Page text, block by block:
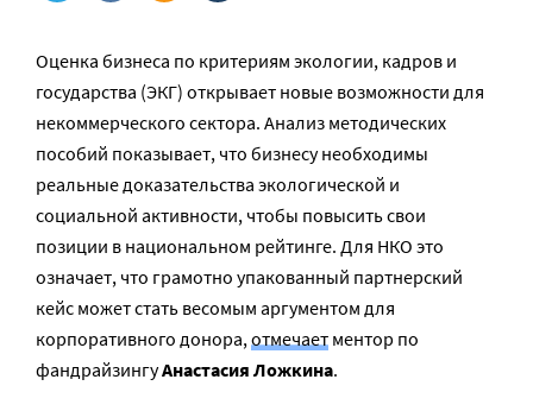
Оценка бизнеса по критериям экологии, кадров и
государства (ЭКГ) открывает новые возможности для
некоммерческого сектора. Анализ методических
пособий показывает, что бизнесу необходимы
реальные доказательства экологической и
социальной активности, чтобы повысить свои
позиции в национальном рейтинге. Для НКО это
означает, что грамотно упакованный партнерский
кейс может стать весомым аргументом для
корпоративного донора,отмечает ментор по
фандрайзингуАнастасия Ложкина.